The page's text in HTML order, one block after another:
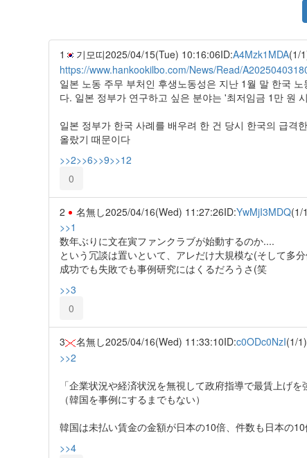
1 기모띠2025/04/15(Tue) 10:16:06ID:A4Mzk1MDA(1/
https://www.hankookilbo.com/News/Read/
일본 노동 주무 부처인 후생노동성은 지난 1월 말 한국
다. 일본 정부가 연구하고 싶은 분야는 '최저임금 1만 원
일본 정부가 한국 사례를 배우려 한 건 당시 한국의 급격
올랐기 때문이다
>>2>>6>>9>>12
0
2 名無し2025/04/16(Wed) 11:27:26ID:YwMjI3MDQ(1/
>>1
数年ぶりに文在寅ファンクラブが始動するのか....
という冗談は置いといて、アレだけ大規模な(そして多
成功でも失敗でも事例研究にはくるだろうさ(笑
>>3
0
3 名無し2025/04/16(Wed) 11:33:10ID:c0ODc0NzI(1/1)
>>2
「企業状況や経済状況を無視して政府指導で最賃上げ
（韓国を事例にするまでもない）
韓国は未払い賃金の金額が日本の10倍、件数も日本の10
>>4